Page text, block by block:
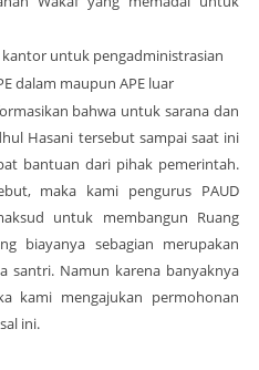
untuk pengadministrasian
dalam maupun APE luar
bahwa untuk sarana dan
Hasani tersebut sampai saat ini
bantuan dari pihak pemerintah.
maka kami pengurus PAUD
untuk membangun Ruang
biayanya sebagian merupakan
santri. Namun karena banyaknya
kami mengajukan permohonan
ini.